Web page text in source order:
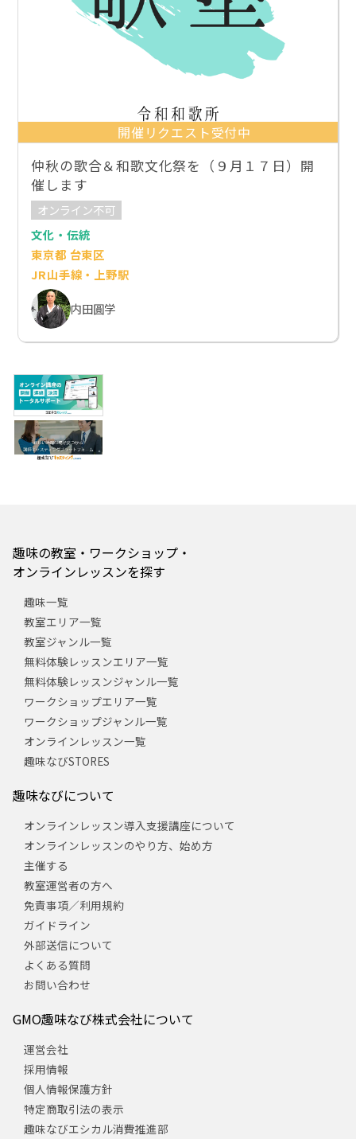
開催リクエスト受付中
仲秋の歌合＆和歌文化祭を（９月１７日）開
催します
オンライン不可
文化・伝統
東京都 台東区
JR山手線・上野駅
内田圓学
趣味の教室・ワークショップ・
オンラインレッスンを探す
趣味一覧
教室エリア一覧
教室ジャンル一覧
無料体験レッスンエリア一覧
無料体験レッスンジャンル一覧
ワークショップエリア一覧
ワークショップジャンル一覧
オンラインレッスン一覧
趣味なびSTORES
趣味なびについて
オンラインレッスン導入支援講座について
オンラインレッスンのやり方、始め方
主催する
教室運営者の方へ
免責事項／利用規約
ガイドライン
外部送信について
よくある質問
お問い合わせ
GMO趣味なび株式会社について
運営会社
採用情報
個人情報保護方針
特定商取引法の表示
趣味なびエシカル消費推進部